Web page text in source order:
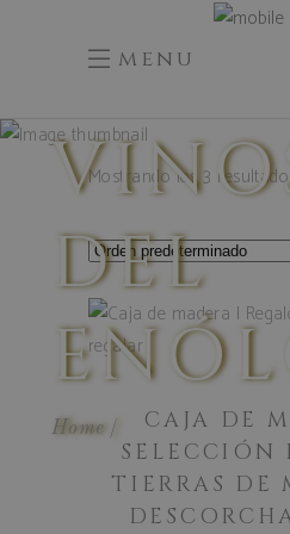
menu
DEL
Home
Mostrando los 3
CAJA DE
SELECCIÓN
TIERRAS DE